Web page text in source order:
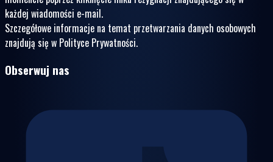
każdej wiadomości e-mail.
Szczegółowe informacje na temat przetwarzania danych osobowych
znajdują się w Polityce Prywatności.
Obserwuj nas